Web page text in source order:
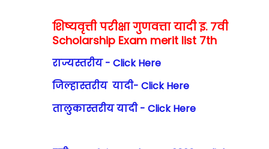
शिष्यवृत्ती परीक्षा गुणवत्ता यादीइ. 7वी
Scholarship Exam merit list 7th
राज्यस्तरीय - Click Here
जिल्हास्तरीय यादी- Click Here
तालुकास्तरीय यादी - Click Here